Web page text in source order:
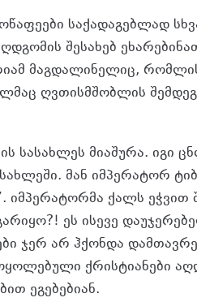
საქადაგებლად
შესახებ
მაგდალინელიც,
ღვთისმშობლის
სასახლეს მიაშურა. იგი
მან იმპერატორ
იმპერატორმა ქალს ეჭვით
ეს ისევე
ჯერ არ ჰქონდა
ქრისტიანები
ეგებებიან.